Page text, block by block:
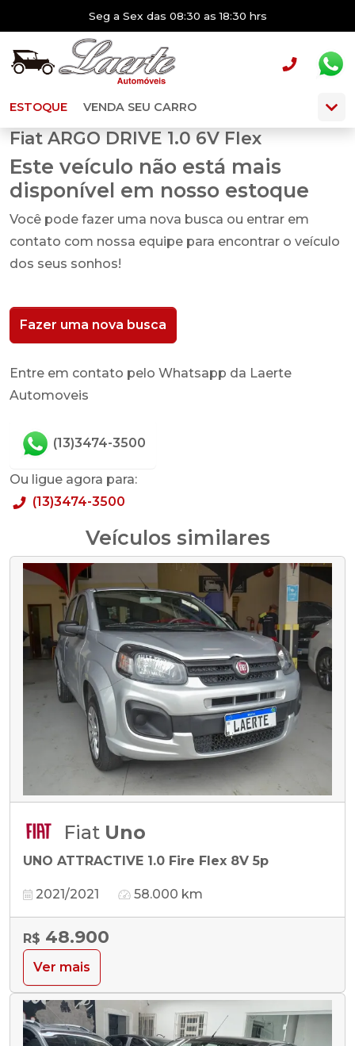
Seg a Sex das 08:30 as 18:30 hrs
ESTOQUE VENDA SEU CARRO
Fiat ARGO DRIVE 1.0 6V Flex
Este veículo não está mais
disponível em nosso estoque
Você pode fazer uma nova busca ou entrar em
contato com nossa equipe para encontrar o veículo
dos seus sonhos!
Fazer uma nova busca
Entre em contato pelo Whatsapp da Laerte
Automoveis
(13)3474-3500
Ou ligue agora para:
(13)3474-3500
Veículos similares
Fiat Uno
UNO ATTRACTIVE 1.0 Fire Flex 8V 5p
2021/2021 58.000 km
R$ 48.900
Ver mais